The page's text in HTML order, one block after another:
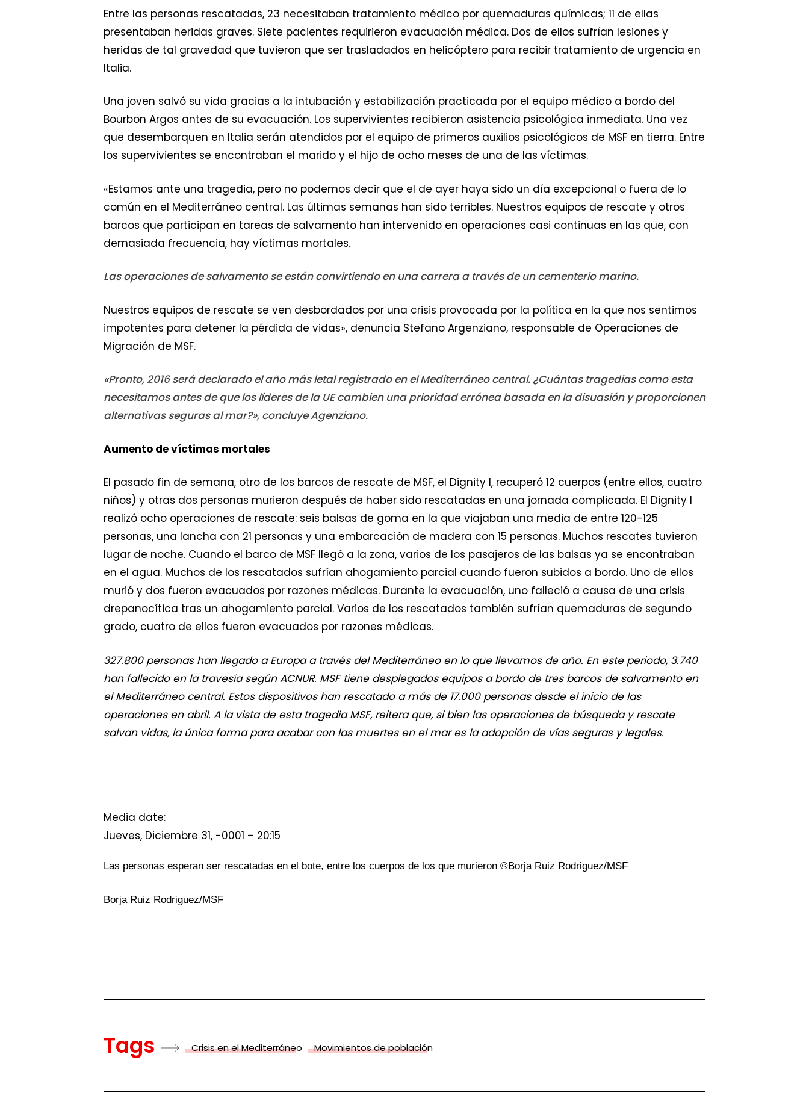
Entre las personas rescatadas, 23 necesitaban tratamiento médico por quemaduras químicas; 11 de ellas
presentaban heridas graves. Siete pacientes requirieron evacuación médica. Dos de ellos sufrían lesiones y
heridas de tal gravedad que tuvieron que ser trasladados en helicóptero para recibir tratamiento de urgencia en
Italia.
Una joven salvó su vida gracias a la intubación y estabilización practicada por el equipo médico a bordo del
Bourbon Argos antes de su evacuación. Los supervivientes recibieron asistencia psicológica inmediata. Una vez
que desembarquen en Italia serán atendidos por el equipo de primeros auxilios psicológicos de MSF en tierra. Entre
los supervivientes se encontraban el marido y el hijo de ocho meses de una de las víctimas.
«Estamos ante una tragedia, pero no podemos decir que el de ayer haya sido un día excepcional o fuera de lo
común en el Mediterráneo central. Las últimas semanas han sido terribles. Nuestros equipos de rescate y otros
barcos que participan en tareas de salvamento han intervenido en operaciones casi continuas en las que, con
demasiada frecuencia, hay víctimas mortales.
Las operaciones de salvamento se están convirtiendo en una carrera a través de un cementerio marino.
Nuestros equipos de rescate se ven desbordados por una crisis provocada por la política en la que nos sentimos
impotentes para detener la pérdida de vidas», denuncia Stefano Argenziano, responsable de Operaciones de
Migración de MSF.
«Pronto, 2016 será declarado el año más letal registrado en el Mediterráneo central. ¿Cuántas tragedias como esta
necesitamos antes de que los líderes de la UE cambien una prioridad errónea basada en la disuasión y proporcionen
alternativas seguras al mar?», concluye Agenziano.
Aumento de víctimas mortales
El pasado fin de semana, otro de los barcos de rescate de MSF, el Dignity I, recuperó 12 cuerpos (entre ellos, cuatro
niños) y otras dos personas murieron después de haber sido rescatadas en una jornada complicada. El Dignity I
realizó ocho operaciones de rescate: seis balsas de goma en la que viajaban una media de entre 120-125
personas, una lancha con 21 personas y una embarcación de madera con 15 personas. Muchos rescates tuvieron
lugar de noche. Cuando el barco de MSF llegó a la zona, varios de los pasajeros de las balsas ya se encontraban
en el agua. Muchos de los rescatados sufrían ahogamiento parcial cuando fueron subidos a bordo. Uno de ellos
murió y dos fueron evacuados por razones médicas. Durante la evacuación, uno falleció a causa de una crisis
drepanocítica tras un ahogamiento parcial. Varios de los rescatados también sufrían quemaduras de segundo
grado, cuatro de ellos fueron evacuados por razones médicas.
327.800 personas han llegado a Europa a través del Mediterráneo en lo que llevamos de año. En este periodo, 3.740
han fallecido en la travesía según ACNUR. MSF tiene desplegados equipos a bordo de tres barcos de salvamento en
el Mediterráneo central. Estos dispositivos han rescatado a más de 17.000 personas desde el inicio de las
operaciones en abril. A la vista de esta tragedia MSF, reitera que, si bien las operaciones de búsqueda y rescate
salvan vidas, la única forma para acabar con las muertes en el mar es la adopción de vías seguras y legales.
Media date:
Jueves, Diciembre 31, -0001 – 20:15
Las personas esperan ser rescatadas en el bote, entre los cuerpos de los que murieron ©Borja Ruiz Rodriguez/MSF
Borja Ruiz Rodriguez/MSF
Tags Crisis en el Mediterráneo Movimientos de población